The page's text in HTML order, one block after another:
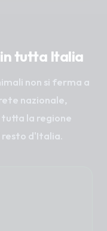
tutta Italia
non si ferma a
nazionale,
la regione
d'Italia.